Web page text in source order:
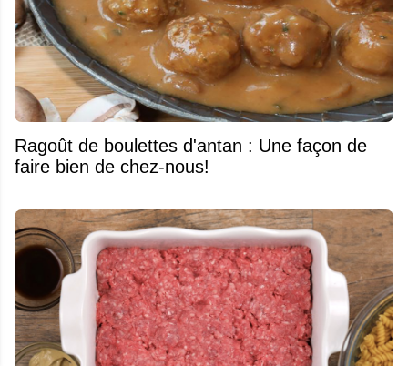
Ragoût de boulettes d'antan : Une façon de
faire bien de chez-nous!